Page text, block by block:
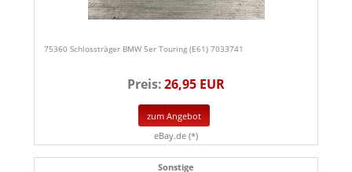
75360 Schlossträger BMW 5er Touring (E61) 7033741
Preis:26,95 EUR
zum Angebot
eBay.de (*)
Sonstige